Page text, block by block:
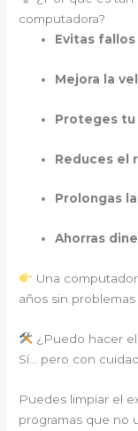
computadora?
Evitas
Mejora la
Proteges tu
Reduces el
Prolongas
Ahorras
Una
años sin problemas
¿Puedo hacer
Sí… pero con
Puedes limpiar el
programas que no